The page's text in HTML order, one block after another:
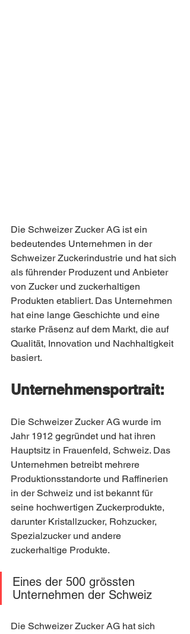
Die Schweizer Zucker AG ist ein
bedeutendes Unternehmen in der
Schweizer Zuckerindustrie und hat sich
als führender Produzent und Anbieter
von Zucker und zuckerhaltigen
Produkten etabliert. Das Unternehmen
hat eine lange Geschichte und eine
starke Präsenz auf dem Markt, die auf
Qualität, Innovation und Nachhaltigkeit
basiert.
Unternehmensportrait:
Die Schweizer Zucker AG wurde im
Jahr 1912 gegründet und hat ihren
Hauptsitz in Frauenfeld, Schweiz. Das
Unternehmen betreibt mehrere
Produktionsstandorte und Raffinerien
in der Schweiz und ist bekannt für
seine hochwertigen Zuckerprodukte,
darunter Kristallzucker, Rohzucker,
Spezialzucker und andere
zuckerhaltige Produkte.
Eines der 500 grössten
Unternehmen der Schweiz
Die Schweizer Zucker AG hat sich